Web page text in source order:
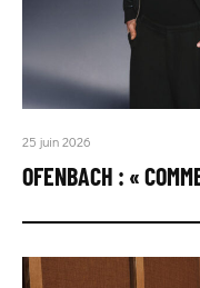
25 juin 2026
OFENBACH : «